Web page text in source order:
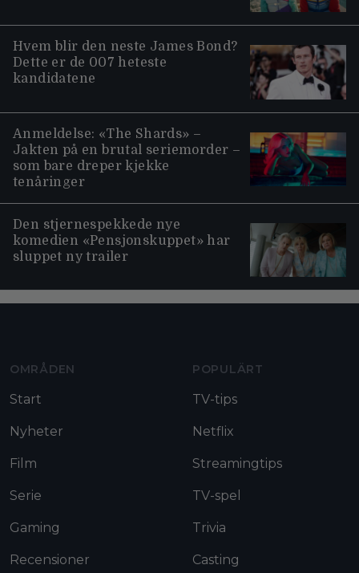
Hvem blir den neste James Bond?
Dette er de 007 heteste
kandidatene
Anmeldelse: «The Shards» –
Jakten på en brutal seriemorder –
som bare dreper kjekke
tenåringer
Den stjernespekkede nye
komedien «Pensjonskuppet» har
sluppet ny trailer
OMRÅDEN
Start
Nyheter
Film
Serie
Gaming
Recensioner
POPULÄRT
TV-tips
Netflix
Streamingtips
TV-spel
Trivia
Casting